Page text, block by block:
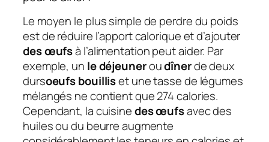
Le moyen le plus simple de perdre du poids
est de réduire l’apport calorique et d’ajouter
des œufsà l’alimentation peut aider. Par
exemple, un le déjeuneroudînerde deux
dursoeufs bouilliset une tasse de légumes
mélangés ne contient que 274 calories.
Cependant, la cuisinedes œufsavec des
huiles ou du beurre augmente